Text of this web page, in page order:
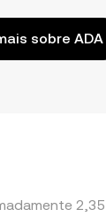
sobre ADA